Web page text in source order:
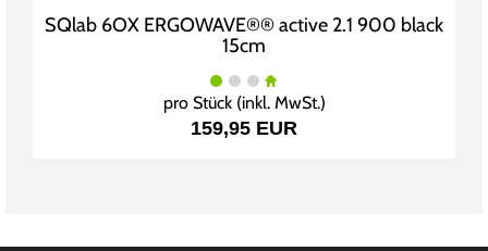
SQlab 6OX ERGOWAVE®® active 2.1 900 black
15cm
pro Stück (inkl. MwSt.)
159,95 EUR